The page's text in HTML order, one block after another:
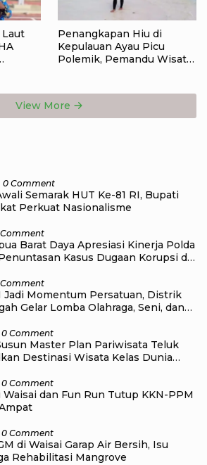
Laut
Penangkapan Hiu di
Kepulauan Ayau Picu
Polemik, Pemandu Wisata:
View More
0 Comment
Semarak HUT Ke-81 RI, Bupati
Perkuat Nasionalisme
Barat Daya Apresiasi Kinerja Polda
Kasus Dugaan Korupsi di
Jadi Momentum Persatuan, Distrik
Gelar Lomba Olahraga, Seni, dan
0 Comment
Master Plan Pariwisata Teluk
Destinasi Wisata Kelas Dunia
0 Comment
Waisai dan Fun Run Tutup KKN-PPM
0 Comment
di Waisai Garap Air Bersih, Isu
Rehabilitasi Mangrove